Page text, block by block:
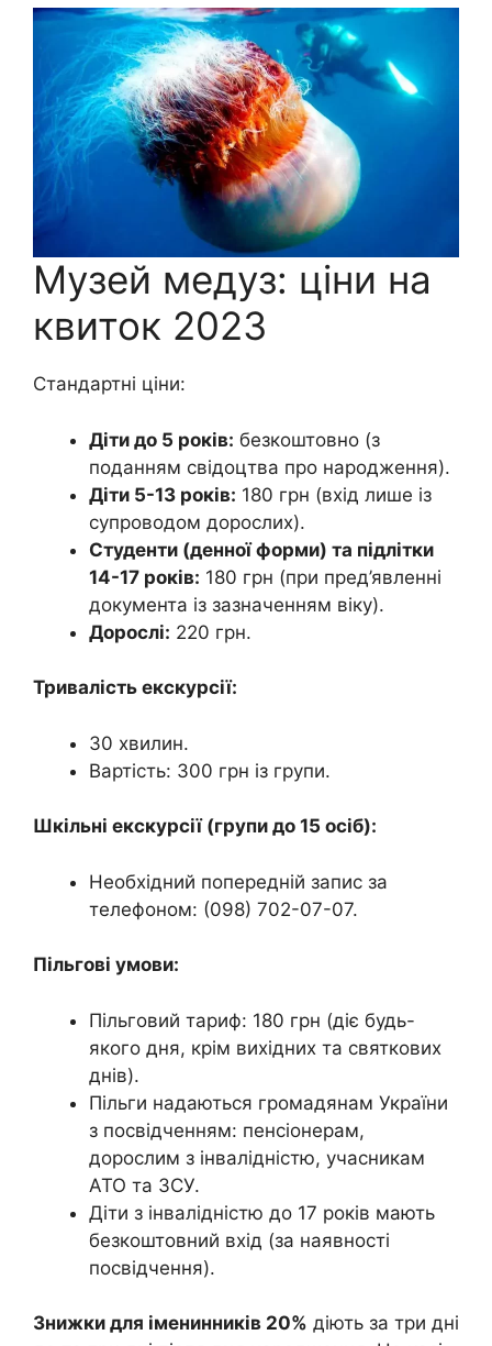
Музей медуз: ціни на
квиток 2023
Стандартні ціни:
Діти до 5 років: безкоштовно (з
поданням свідоцтва про народження).
Діти 5-13 років: 180 грн (вхід лише із
супроводом дорослих).
Студенти (денної форми) та підлітки
14-17 років: 180 грн (при пред’явленні
документа із зазначенням віку).
Дорослі: 220 грн.
Тривалість екскурсії:
30 хвилин.
Вартість: 300 грн із групи.
Шкільні екскурсії (групи до 15 осіб):
Необхідний попередній запис за
телефоном: (098) 702-07-07.
Пільгові умови:
Пільговий тариф: 180 грн (діє будь-
якого дня, крім вихідних та святкових
днів).
Пільги надаються громадянам України
з посвідченням: пенсіонерам,
дорослим з інвалідністю, учасникам
АТО та ЗСУ.
Діти з інвалідністю до 17 років мають
безкоштовний вхід (за наявності
посвідчення).
Знижки для іменинників 20% діють за три дні